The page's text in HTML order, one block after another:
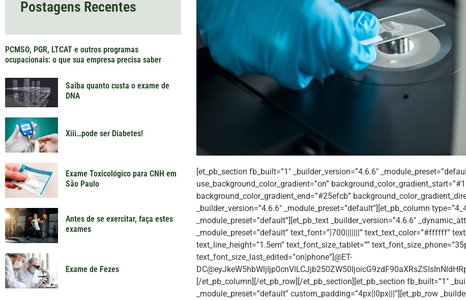
Postagens Recentes
PCMSO, PGR, LTCAT e outros programas
ocupacionais: o que sua empresa precisa saber
Saiba quanto custa o exame de
DNA
Xiii…pode ser Diabetes!
Exame Toxicológico para CNH em
São Paulo
Antes de se exercitar, faça estes
exames
Exame de Fezes
[et_pb_section fb_built=”1″ _builder_version=”4.6.6″
use_background_color_gradient=”on”
background_color_gradient_end=”#25efcb”
_builder_version=”4.6.6″ _module_preset=”default”][et_pb_column
_module_preset=”default”][et_pb_text _builder_version=”4.6.6″
_module_preset=”default” text_font=”|700|||||||” text_text_color=”#ffffff”
text_line_height=”1.5em” text_font_size_tablet=””
text_font_size_last_edited=”on|phone”]@ET-
[/et_pb_column][/et_pb_row][/et_pb_section][et_pb_section fb_built=”1″
_module_preset=”default” custom_padding=”4px||0px|||”][et_pb_row